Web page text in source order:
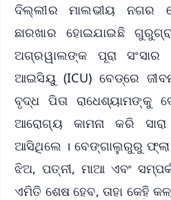
ଦିଲ୍ଲୀର ମାଲଭୀୟ ନଗର
ଛାରଖାର ହୋଇଯାଇଛି
ଅଗ୍ରୱାଲଙ୍କ ପୂରା
ଆଇସିୟୁ (ICU) ବେଡ୍‌ରେ
ବୃଦ୍ଧ ପିତା ରାଧେଶ୍ୟାମଙ୍କୁ
ଆରୋଗ୍ୟ କାମନା କରି
ଆସିଥିଲେ । ବେଙ୍ଗାଲୁରୁରୁ
ଝିଅ, ପତ୍ନୀ, ମାଆ ଏବଂ
ଏମିତି ଶେଷ ହେବ, ତାହା କେହି